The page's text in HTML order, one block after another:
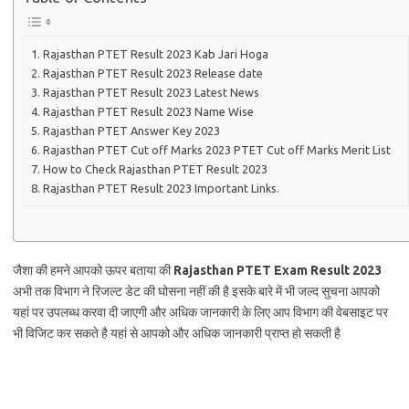
Rajasthan PTET Result 2023 Kab Jari Hoga
Rajasthan PTET Result 2023 Release date
Rajasthan PTET Result 2023 Latest News
Rajasthan PTET Result 2023 Name Wise
Rajasthan PTET Answer Key 2023
Rajasthan PTET Cut off Marks 2023 PTET Cut off Marks Merit List
How to Check Rajasthan PTET Result 2023
Rajasthan PTET Result 2023 Important Links.
जैशा की हमने आपको ऊपर बताया कीRajasthan PTET Exam Result 2023
अभी तक विभाग ने रिजल्ट डेट की घोसना नहीं की है इसके बारे में भी जल्द सुचना आपको
यहां पर उपलब्ध करवा दी जाएगी और अधिक जानकारी के लिए आप विभाग की वेबसाइट पर
भी विजिट कर सकते है यहां से आपको और अधिक जानकारी प्राप्त हो सकती है